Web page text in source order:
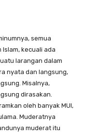
semua
kecuali ada
larangan dalam
nyata dan langsung,
Misalnya,
dirasakan.
oleh banyak MUI,
Muderatnya
muderat itu